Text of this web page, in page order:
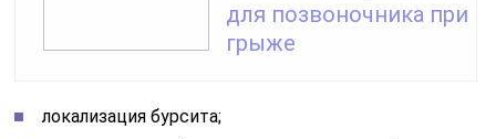
для позвоночника при
грыже
локализация бурсита;